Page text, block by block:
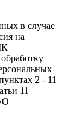
в случае
на
2 - 11
11